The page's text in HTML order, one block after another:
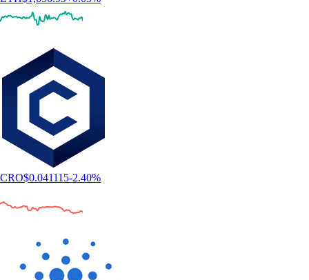
CRO$0.041115-2.40%